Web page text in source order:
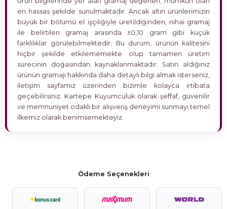
en hassas şekilde sunulmaktadır. Ancak altın ürünlerimizin
büyük bir bölümü el işçiliğiyle üretildiğinden, nihai gramaj
ile belirtilen gramaj arasında ±0,10 gram gibi küçük
farklılıklar görülebilmektedir. Bu durum, ürünün kalitesini
hiçbir şekilde etkilememekte olup tamamen üretim
sürecinin doğasından kaynaklanmaktadır. Satın aldığınız
ürünün gramajı hakkında daha detaylı bilgi almak isterseniz,
iletişim sayfamız üzerinden bizimle kolayca irtibata
geçebilirsiniz. Kartepe Kuyumculuk olarak şeffaf, güvenilir
ve memnuniyet odaklı bir alışveriş deneyimi sunmayı temel
ilkemiz olarak benimsemekteyiz.
Ödeme Seçenekleri